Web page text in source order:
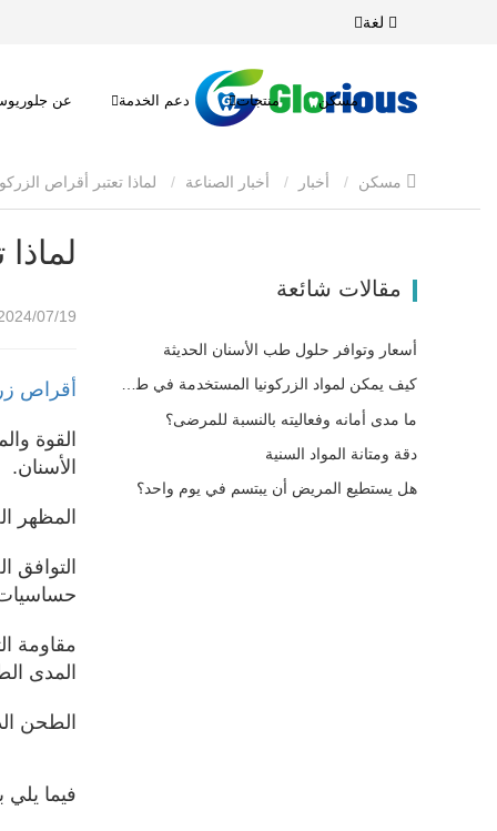
لغة
مسكن منتجات دعم الخدمة عن
أخبار أخبار الصناعة
07/19 11:46
أقراص
القوة
الأسنان.
المظهر
التوافق
مقاومة
المدى
الطحن
فيما
مقالات شائعة
أسعار وتوافر حلول طب الأسنان الحديثة
كيف يمكن لمواد الزركونيا المستخدمة في طب الأسنان أن تساهم في نجاحك؟
ما مدى أمانه وفعاليته بالنسبة للمرضى؟
دقة ومتانة المواد السنية
هل يستطيع المريض أن يبتسم في يوم واحد؟